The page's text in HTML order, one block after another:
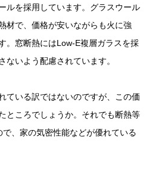
ルを採用しています。グラスウール
材で、価格が安いながらも火に強
。窓断熱にはLow-E複層ガラスを採
ないよう配慮されています。
ている訳ではないのですが、この価
ところでしょうか。それでも断熱等
、家の気密性能などが優れている